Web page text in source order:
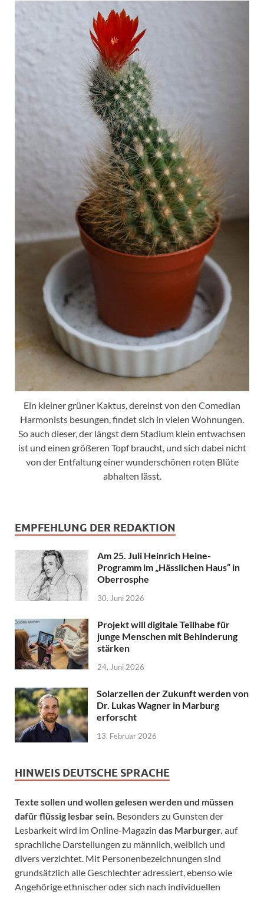
Ein kleiner grüner Kaktus, dereinst von den Comedian
Harmonists besungen, findet sich in vielen Wohnungen.
So auch dieser, der längst dem Stadium klein entwachsen
ist und einen größeren Topf braucht, und sich dabei nicht
von der Entfaltung einer wunderschönen roten Blüte
abhalten lässt.
EMPFEHLUNG DER REDAKTION
Am 25. Juli Heinrich Heine-
Programm im „Hässlichen Haus“ in
Oberrosphe
30. Juni 2026
Projekt will digitale Teilhabe für
junge Menschen mit Behinderung
stärken
24. Juni 2026
Solarzellen der Zukunft werden von
Dr. Lukas Wagner in Marburg
erforscht
13. Februar 2026
HINWEIS DEUTSCHE SPRACHE
Texte sollen und wollen gelesen werden und müssen
dafür flüssig lesbar sein. Besonders zu Gunsten der
Lesbarkeit wird im Online-Magazin das Marburger. auf
sprachliche Darstellungen zu männlich, weiblich und
divers verzichtet. Mit Personenbezeichnungen sind
grundsätzlich alle Geschlechter adressiert, ebenso wie
Angehörige ethnischer oder sich nach individuellen